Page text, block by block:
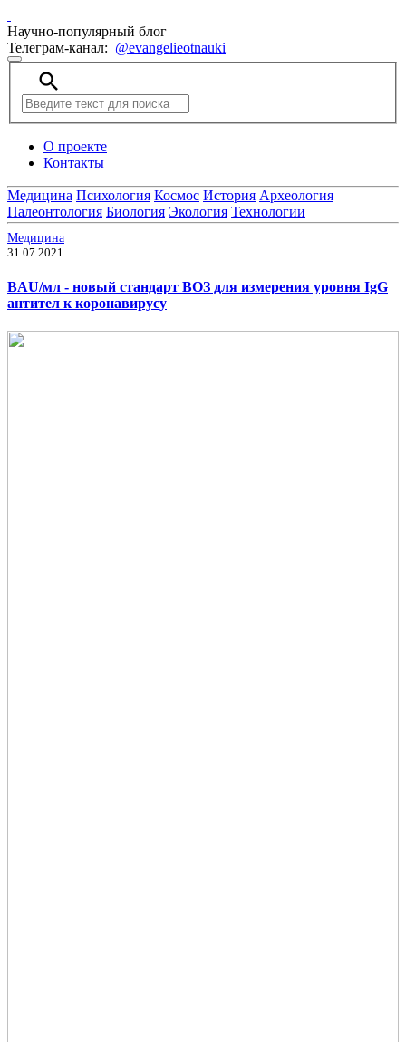
Научно-популярный блог
Телеграм-канал: @evangelieotnauki
search
О проекте
Контакты
Медицина Психология Космос История Археология
Палеонтология Биология Экология Технологии
Медицина
31.07.2021
BAU/мл - новый стандарт ВОЗ для измерения уровня IgG
антител к коронавирусу